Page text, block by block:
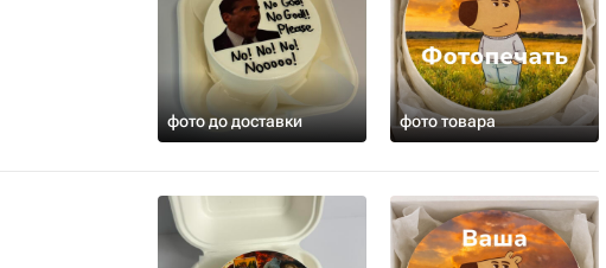
фото до доставки фото товара